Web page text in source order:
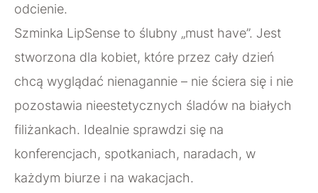
odcienie.
Szminka LipSense to ślubny „must have”. Jest
stworzona dla kobiet, które przez cały dzień
chcą wyglądać nienagannie – nie ściera się i nie
pozostawia nieestetycznych śladów na białych
filiżankach. Idealnie sprawdzi się na
konferencjach, spotkaniach, naradach, w
każdym biurze i na wakacjach.